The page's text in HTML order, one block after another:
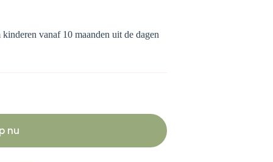
vanaf 10 maanden uit de dagen
nu